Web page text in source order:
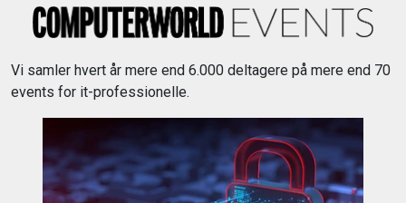
Vi samler hvert år mere end 6.000 deltagere på mere end 70
events for it-professionelle.